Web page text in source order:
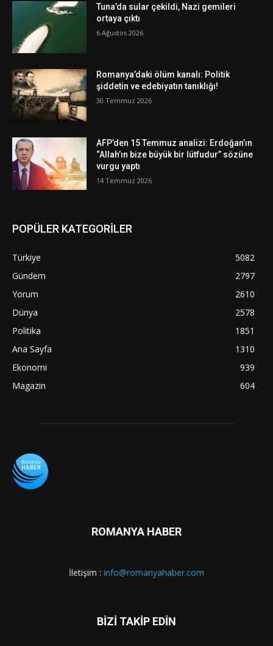
Tuna’da sular çekildi, Nazi gemileri
ortaya çıktı
6 Ağustos 2026
Romanya’daki ölüm kanalı: Politik
şiddetin ve edebiyatın tanıklığı!
30 Temmuz 2026
AFP’den 15 Temmuz analizi: Erdoğan’ın
“Allah’ın bize büyük bir lütfudur” sözüne
vurgu yaptı
14 Temmuz 2026
POPÜLER KATEGORİLER
Türkiye
5082
Gündem
2797
Yorum
2610
Dünya
2578
Politika
1851
Ana Sayfa
1310
Ekonomi
939
Magazin
604
ROMANYA HABER
İletişim : info@romanyahaber.com
BİZİ TAKİP EDİN